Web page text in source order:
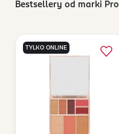
Bestsellery od marki
TYLKO ONLINE